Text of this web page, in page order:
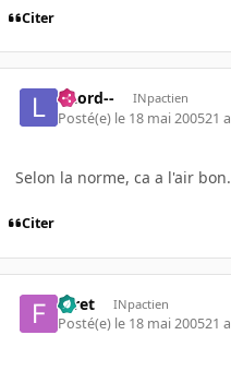
Citer
--Lord-- INpactien
Posté(e) le 18 mai 200521 a
Selon la norme, ca a l'air bon.
Citer
foret INpactien
Posté(e) le 18 mai 200521 a